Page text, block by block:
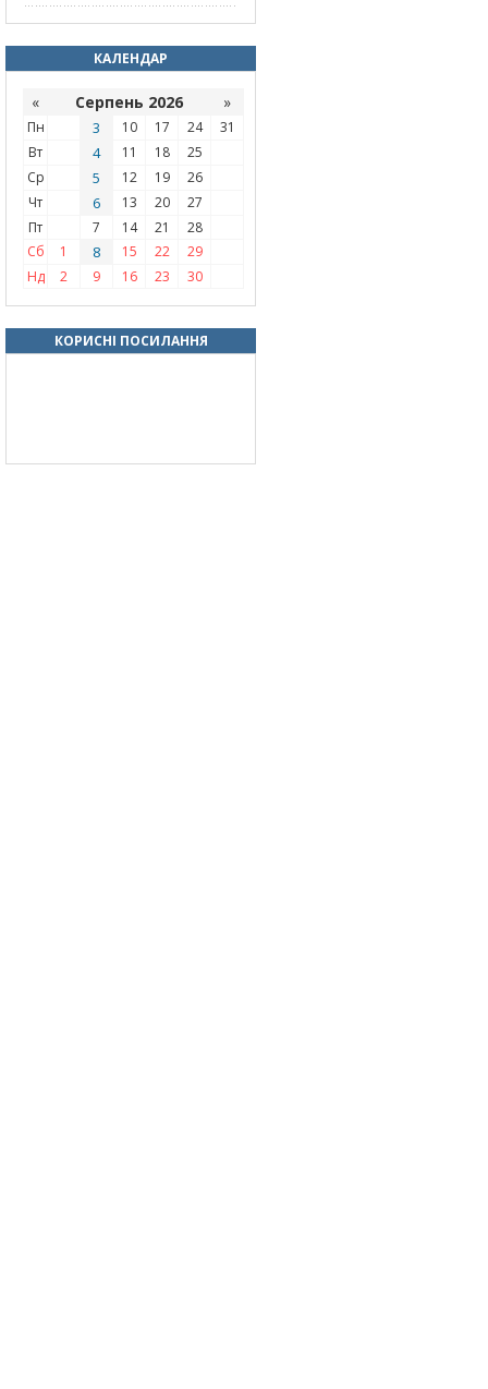
КАЛЕНДАР
« Серпень 2026 »
Пн 3 10 17 24
31
Вт
4 11 18
25
Ср
5 12 19
26
Чт
6 13 20
27
Пт
7 14 21
28
Сб
1 8 15 22
29
Нд
2 9 16 23 30
КОРИСНІ ПОСИЛАННЯ